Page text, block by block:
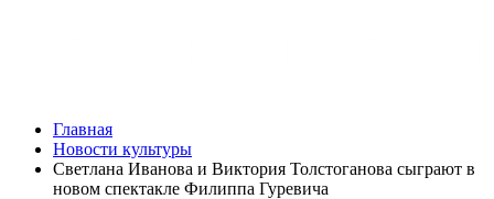
Главная
Новости культуры
Светлана Иванова и Виктория Толстоганова сыграют в
новом спектакле Филиппа Гуревича